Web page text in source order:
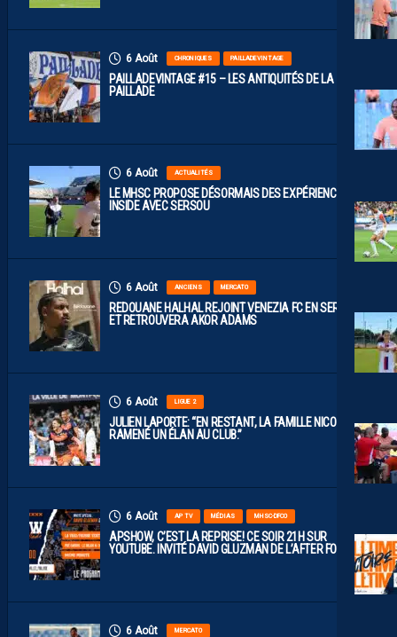
6 Août CHRONIQUES PAILLADEVINTAGE
PAILLADEVINTAGE #15 – LES ANTIQUITÉS DE LA
PAILLADE
6 Août ACTUALITÉS
LE MHSC PROPOSE DÉSORMAIS DES EXPÉRIENCES
INSIDE AVEC SERSOU
6 Août ANCIENS MERCATO
REDOUANE HALHAL REJOINT VENEZIA FC EN SERIE A
ET RETROUVERA AKOR ADAMS
6 Août LIGUE 2
JULIEN LAPORTE: “EN RESTANT, LA FAMILLE NICOLLIN A
RAMENÉ UN ÉLAN AU CLUB.”
6 Août AP TV MÉDIAS MHSC-DFCO
APSHOW, C’EST LA REPRISE! CE SOIR 21H SUR
YOUTUBE. INVITÉ DAVID GLUZMAN DE L’AFTER FOOT.
6 Août MERCATO